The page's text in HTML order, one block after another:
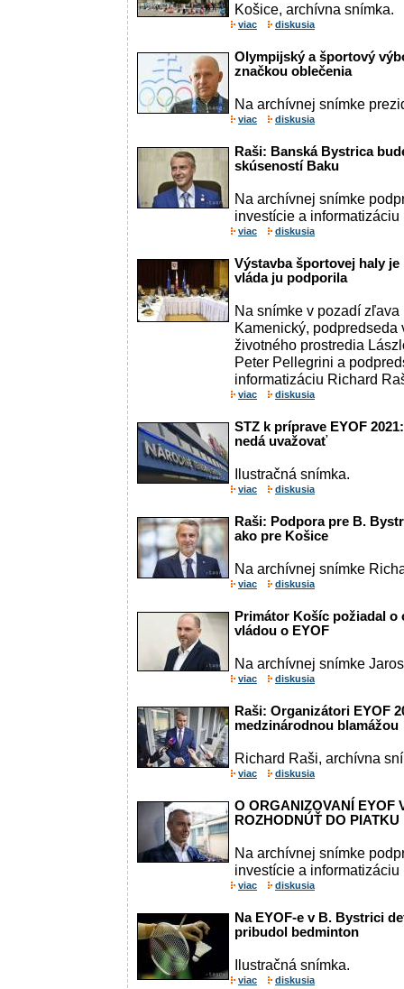
Košice, archívna snímka.
viac diskusia
Olympijský a športový
značkou oblečenia
Na archívnej snímke
viac diskusia
Raši: Banská Bystrica
skúseností Baku
Na archívnej snímke
investície a
viac diskusia
Výstavba športovej haly je
vláda ju podporila
Na snímke v pozadí
Kamenický, podpredseda
životného prostredia
Peter Pellegrini a
informatizáciu Richard
viac diskusia
STZ k príprave EYOF
nedá uvažovať
Ilustračná snímka.
viac diskusia
Raši: Podpora pre B.
ako pre Košice
Na archívnej snímke
viac diskusia
Primátor Košíc požiadal o
vládou o EYOF
Na archívnej snímke
viac diskusia
Raši: Organizátori EYOF
medzinárodnou blamážou
Richard Raši, archívna
viac diskusia
O ORGANIZOVANÍ EYOF
ROZHODNÚŤ DO PIATKU
Na archívnej snímke
investície a
viac diskusia
Na EYOF-e v B. Bystrici
pribudol bedminton
Ilustračná snímka.
viac diskusia